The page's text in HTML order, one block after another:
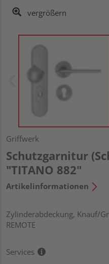
vergrößern
Griffwerk
Schutzgarnitur
"TITANO 882"
Artikelinformationen
Zylinderabdeckung, Knauf/
REMOTE
Services